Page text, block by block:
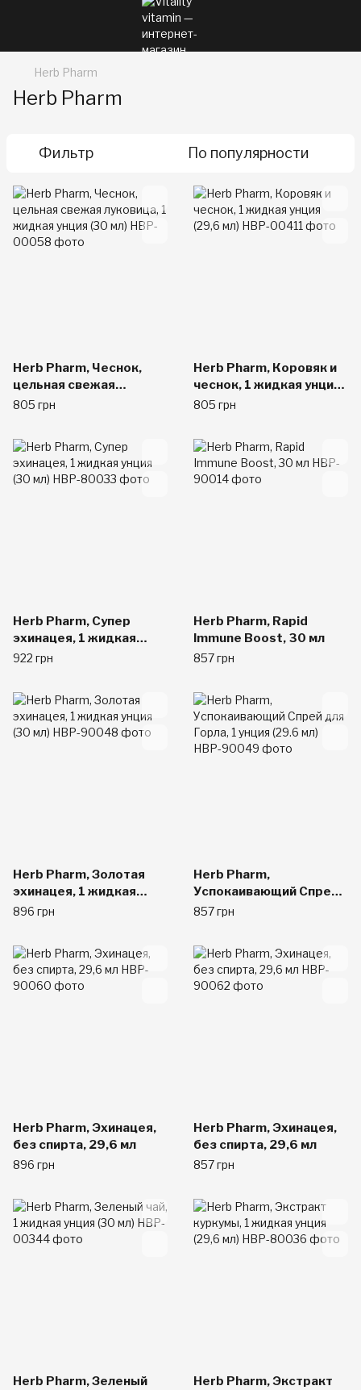
Herb Pharm
Herb Pharm
Фильтр По популярности
Herb Pharm, Чеснок,
цельная свежая
луковица, 1 жидкая
805 грн
Herb Pharm, Коровяк и
чеснок, 1 жидкая унция
(29,6 мл)
805 грн
Herb Pharm, Супер
эхинацея, 1 жидкая
унция (30 мл)
922 грн
Herb Pharm, Rapid
Immune Boost, 30 мл
857 грн
Herb Pharm, Золотая
эхинацея, 1 жидкая
унция (30 мл)
896 грн
Herb Pharm,
Успокаивающий Спрей
для Горла, 1 унция (29.6
857 грн
Herb Pharm, Эхинацея,
без спирта, 29,6 мл
896 грн
Herb Pharm, Эхинацея,
без спирта, 29,6 мл
857 грн
Herb Pharm, Зеленый
Herb Pharm, Экстракт